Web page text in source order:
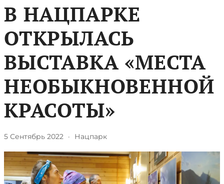
​В НАЦПАРКЕ
ОТКРЫЛАСЬ
ВЫСТАВКА «МЕСТА
НЕОБЫКНОВЕННОЙ
КРАСОТЫ»
5 Сентябрь 2022 · Нацпарк